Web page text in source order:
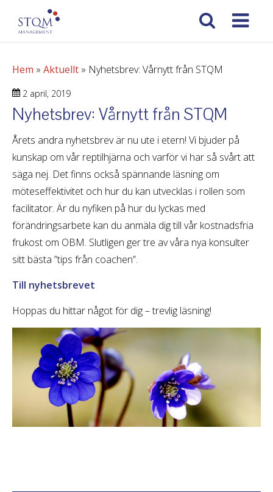
Hem » Aktuellt » Nyhetsbrev: Vårnytt från STQM
2 april, 2019
Nyhetsbrev: Vårnytt från STQM
Årets andra nyhetsbrev är nu ute i etern! Vi bjuder på
kunskap om vår reptilhjärna och varför vi har så svårt att
säga nej. Det finns också spännande läsning om
möteseffektivitet och hur du kan utvecklas i rollen som
facilitator. Är du nyfiken på hur du lyckas med
förändringsarbete kan du anmäla dig till vår kostnadsfria
frukost om OBM. Slutligen ger tre av våra nya konsulter
sitt bästa ”tips från coachen”.
Till nyhetsbrevet
Hoppas du hittar något för dig – trevlig läsning!